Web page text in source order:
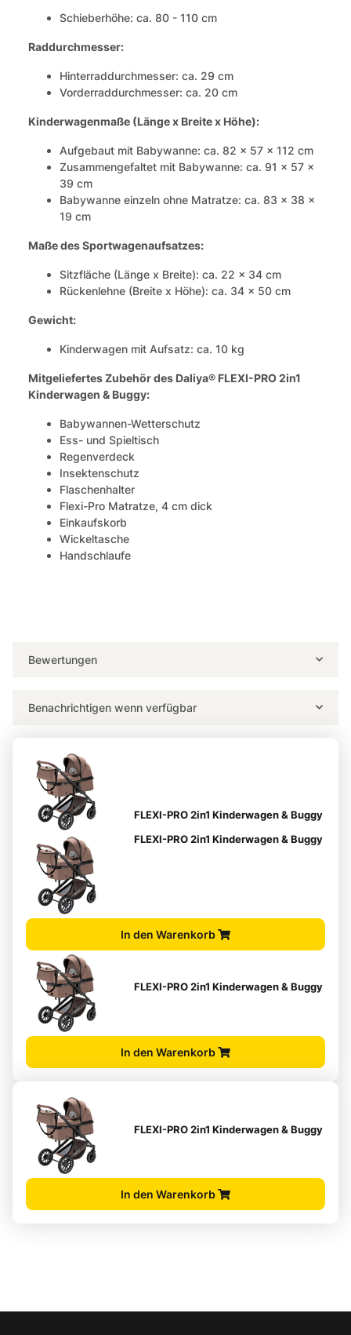
Schieberhöhe: ca. 80 - 110 cm
Raddurchmesser:
Hinterraddurchmesser: ca. 29 cm
Vorderraddurchmesser: ca. 20 cm
Kinderwagenmaße (Länge x Breite x Höhe):
Aufgebaut mit Babywanne: ca. 82 x 57 x 112 cm
Zusammengefaltet mit Babywanne: ca. 91 x 57 x
39 cm
Babywanne einzeln ohne Matratze: ca. 83 x 38 x
19 cm
Maße des Sportwagenaufsatzes:
Sitzfläche (Länge x Breite): ca. 22 x 34 cm
Rückenlehne (Breite x Höhe): ca. 34 x 50 cm
Gewicht:
Kinderwagen mit Aufsatz: ca. 10 kg
Mitgeliefertes Zubehör des Daliya® FLEXI-PRO 2in1
Kinderwagen & Buggy:
Babywannen-Wetterschutz
Ess- und Spieltisch
Regenverdeck
Insektenschutz
Flaschenhalter
Flexi-Pro Matratze, 4 cm dick
Einkaufskorb
Wickeltasche
Handschlaufe
Bewertungen
Benachrichtigen wenn verfügbar
FLEXI-PRO 2in1 Kinderwagen & Buggy
FLEXI-PRO 2in1 Kinderwagen & Buggy
In den Warenkorb
FLEXI-PRO 2in1 Kinderwagen & Buggy
In den Warenkorb
FLEXI-PRO 2in1 Kinderwagen & Buggy
In den Warenkorb